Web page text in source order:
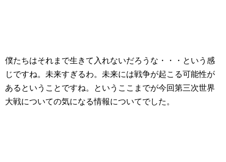
僕たちはそれまで生きて入れないだろうな・・・という感
じですね。未来すぎるわ。未来には戦争が起こる可能性が
あるということですね。というここまでが今回第三次世界
大戦についての気になる情報についてでした。